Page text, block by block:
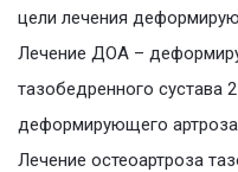
цели лечения
Лечение ДОА –
тазобедренного сустава
деформирующего артроза
Лечение остеоартроза